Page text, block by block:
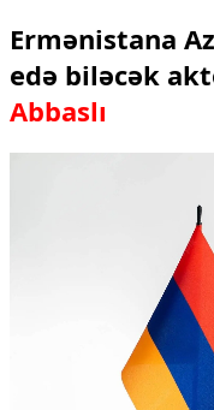
Xarici xəbərlər
Cənubi Qafqaz
Türk Dünyası
Avropa
Geosiyasi
Ermənistana
edə biləcək
Abbaslı